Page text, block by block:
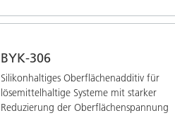
BYK-306
Silikonhaltiges Oberflächenadditiv für
lösemittelhaltige Systeme mit starker
Reduzierung der Oberflächenspannung